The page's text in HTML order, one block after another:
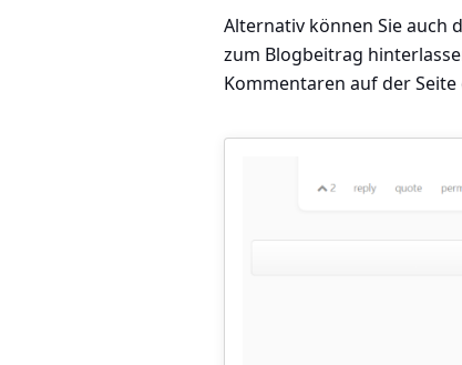
Alternativ können Sie auch
zum Blogbeitrag
Kommentaren auf der